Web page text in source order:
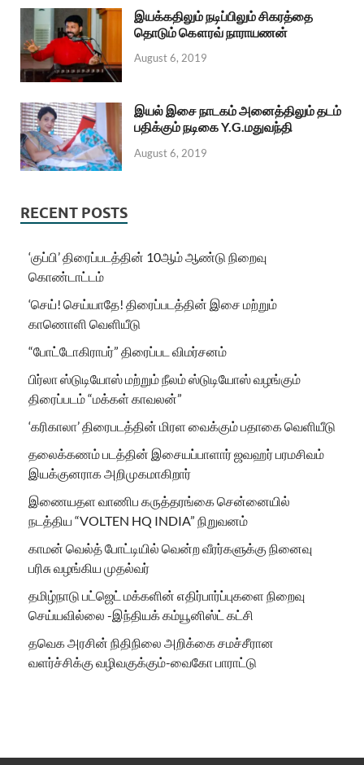
இயக்கதிலும் நடிப்பிலும் சிகரத்தை
தொடும் கௌரவ் நாராயணன்
August 6, 2019
இயல் இசை நாடகம் அனைத்திலும் தடம்
பதிக்கும் நடிகை Y.G.மதுவந்தி
August 6, 2019
RECENT POSTS
‘குப்பி’ திரைப்படத்தின் 10ஆம் ஆண்டு நிறைவு
கொண்டாட்டம்
‘செய்! செய்யாதே! திரைப்படத்தின் இசை மற்றும்
காணொளி வெளியீடு
“போட்டோகிராபர்” திரைப்பட விமர்சனம்
பிர்லா ஸ்டுடியோஸ் மற்றும் நீலம் ஸ்டுடியோஸ் வழங்கும்
திரைப்படம் “மக்கள் காவலன்”
‘கரிகாலா’ திரைபடத்தின் மிரள வைக்கும் பதாகை வெளியீடு
தலைக்கணம் படத்தின் இசையப்பாளார் ஜவஹர் பரமசிவம்
இயக்குனராக அறிமுகமாகிறார்
இணையதள வாணிப கருத்தரங்கை சென்னையில்
நடத்திய “VOLTEN HQ INDIA” நிறுவனம்
காமன் வெல்த் போட்டியில் வென்ற வீரர்களுக்கு நினைவு
பரிசு வழங்கிய முதல்வர்
தமிழ்நாடு பட்ஜெட் மக்களின் எதிர்பார்ப்புகளை நிறைவு
செய்யவில்லை -இந்தியக் கம்யூனிஸ்ட் கட்சி
தவெக அரசின் நிதிநிலை அறிக்கை சமச்சீரான
வளர்ச்சிக்கு வழிவகுக்கும்-வைகோ பாராட்டு